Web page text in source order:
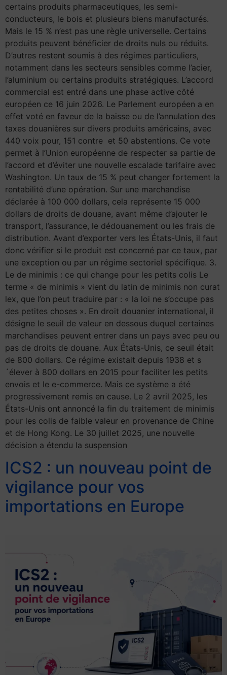
certains produits pharmaceutiques, les semi-
conducteurs, le bois et plusieurs biens manufacturés.
Mais le 15 % n’est pas une règle universelle. Certains
produits peuvent bénéficier de droits nuls ou réduits.
D’autres restent soumis à des régimes particuliers,
notamment dans les secteurs sensibles comme l’acier,
l’aluminium ou certains produits stratégiques. L’accord
commercial est entré dans une phase active côté
européen ce 16 juin 2026. Le Parlement européen a en
effet voté en faveur de la baisse ou de l’annulation des
taxes douanières sur divers produits américains, avec
440 voix pour, 151 contre et 50 abstentions. Ce vote
permet à l’Union européenne de respecter sa partie de
l’accord et d’éviter une nouvelle escalade tarifaire avec
Washington. Un taux de 15 % peut changer fortement la
rentabilité d’une opération. Sur une marchandise
déclarée à 100 000 dollars, cela représente 15 000
dollars de droits de douane, avant même d’ajouter le
transport, l’assurance, le dédouanement ou les frais de
distribution. Avant d’exporter vers les États-Unis, il faut
donc vérifier si le produit est concerné par ce taux, par
une exception ou par un régime sectoriel spécifique. 3.
Le de minimis : ce qui change pour les petits colis Le
terme « de minimis » vient du latin de minimis non curat
lex, que l’on peut traduire par : « la loi ne s’occupe pas
des petites choses ». En droit douanier international, il
désigne le seuil de valeur en dessous duquel certaines
marchandises peuvent entrer dans un pays avec peu ou
pas de droits de douane. Aux États-Unis, ce seuil était
de 800 dollars. Ce régime existait depuis 1938 et s
´élever à 800 dollars en 2015 pour faciliter les petits
envois et le e-commerce. Mais ce système a été
progressivement remis en cause. Le 2 avril 2025, les
États-Unis ont annoncé la fin du traitement de minimis
pour les colis de faible valeur en provenance de Chine
et de Hong Kong. Le 30 juillet 2025, une nouvelle
décision a étendu la suspension
ICS2 : un nouveau point de
vigilance pour vos
importations en Europe